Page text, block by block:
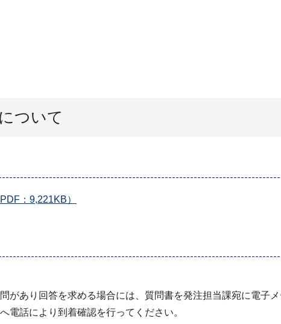
ついて
：9,221KB）
があり回答を求める場合には、質問書を発注担当課宛に電⼦
電話により到着確認を行ってください。